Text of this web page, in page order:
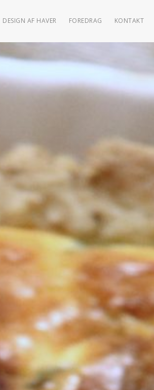
DESIGN AF HAVER FOREDRAG KONTAKT